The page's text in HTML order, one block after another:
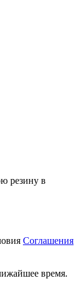
резину в
Соглашения
время.